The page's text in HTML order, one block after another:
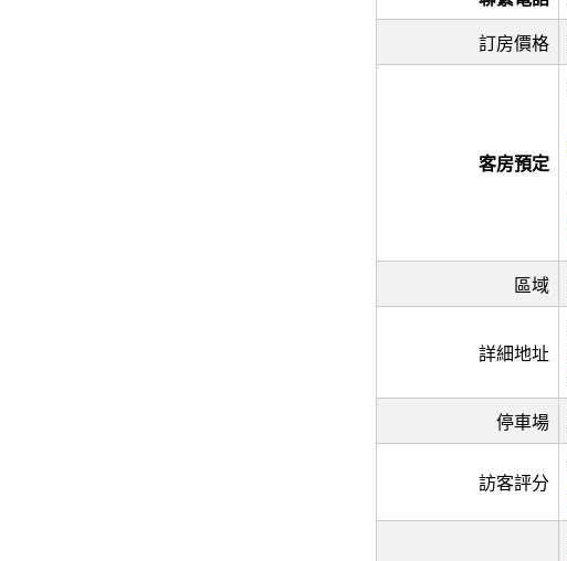
訂房價格
客房預定
區域
詳細地址
停車場
訪客評分